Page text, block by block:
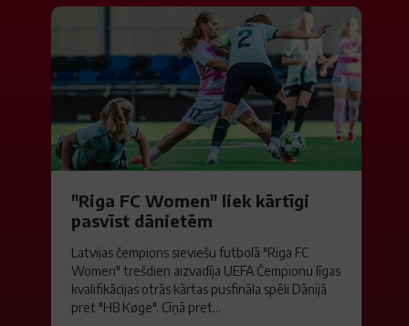
"Riga FC Women" liek kārtīgi
pasvīst dānietēm
Latvijas čempions sieviešu futbolā "Riga FC
Women" trešdien aizvadīja UEFA Čempionu līgas
kvalifikācijas otrās kārtas pusfināla spēli Dānijā
pret "HB Køge". Cīņā pret...